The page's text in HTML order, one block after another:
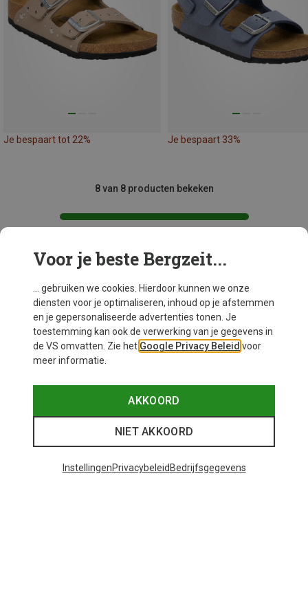
Je bespaart tot 22% Je bespaart 33%
8 van 8 producten bekeken
Mogelijk interessant voor je
Voor je beste Bergzeit...
... gebruiken we cookies. Hierdoor kunnen we onze
diensten voor je optimaliseren, inhoud op je afstemmen
en je gepersonaliseerde advertenties tonen. Je
toestemming kan ook de verwerking van je gegevens in
de VS omvatten. Zie het Google Privacy Beleid voor
meer informatie.
AKKOORD
NIET AKKOORD
InstellingenPrivacybeleid Bedrijfsgegevens